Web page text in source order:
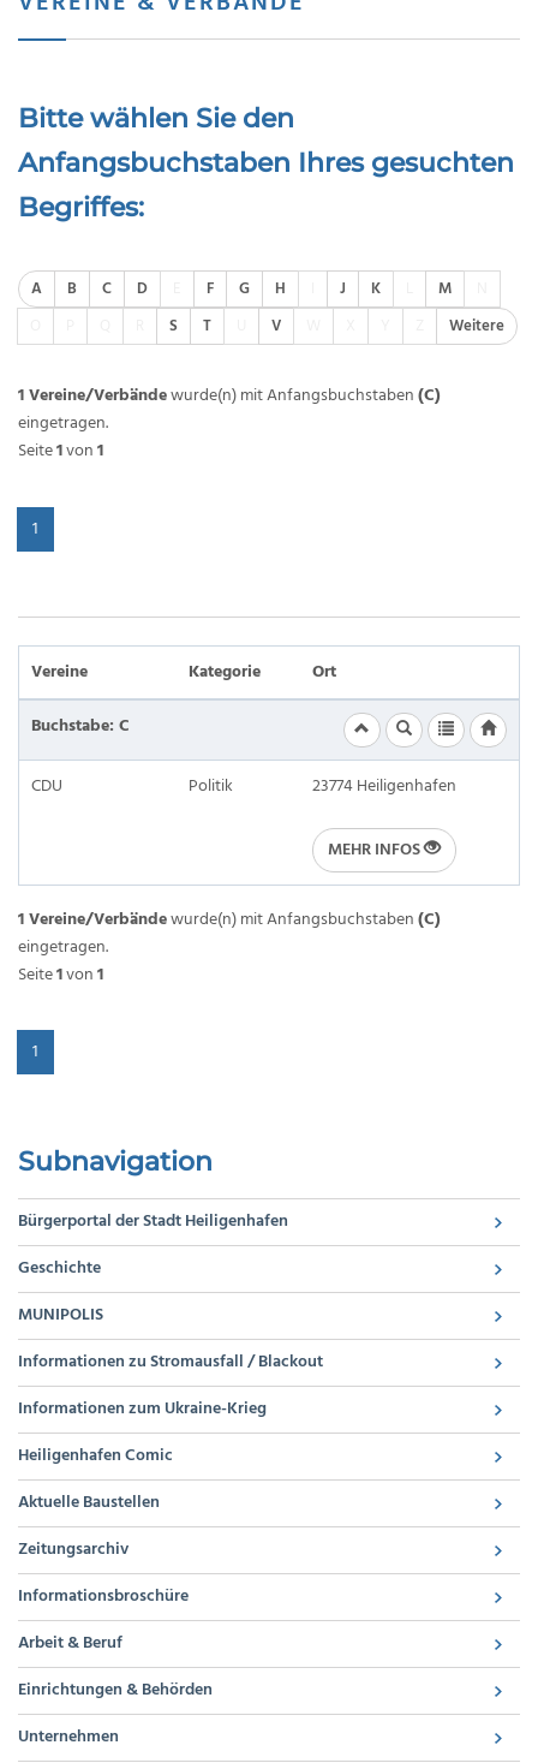
Bitte wählen Sie den
Anfangsbuchstaben Ihres gesuchten
Begriffes:
A B C D F G H J K M
S T V Weitere
1 Vereine/Verbändewurde(n) mit Anfangsbuchstaben(C)
eingetragen.
Seite1von1
1
Vereine Kategorie
Ort
Buchstabe: C
CDU Politik 23774 Heiligenhafen
MEHR INFOS
1 Vereine/Verbändewurde(n) mit Anfangsbuchstaben(C)
eingetragen.
Seite1von1
1
Subnavigation
Bürgerportal der Stadt Heiligenhafen
Geschichte
MUNIPOLIS
Informationen zu Stromausfall / Blackout
Informationen zum Ukraine-Krieg
Heiligenhafen Comic
Aktuelle Baustellen
Zeitungsarchiv
Informationsbroschüre
Arbeit & Beruf
Einrichtungen & Behörden
Unternehmen